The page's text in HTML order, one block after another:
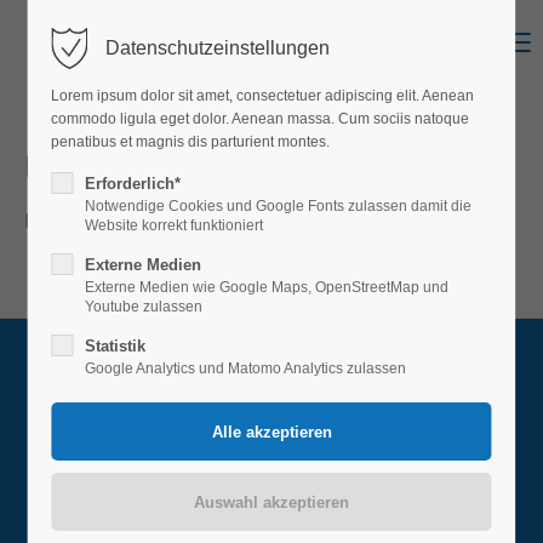
Login
Benutzername
Passwort
Anmelden
Register|Lost your password?
Support
Under construction
Die Seite befindet sich im Aufbau
Öffnungszeiten
8:00 Uhr - 12:00 Uhr
Datenschutzeinstellungen
Lorem ipsum dolor sit amet, consectetuer adipiscing elit. Aenean
commodo ligula eget dolor. Aenean massa. Cum sociis natoque
penatibus et magnis dis parturient montes.
Erforderlich*
Notwendige Cookies und Google Fonts zulassen damit die
Website korrekt funktioniert
Externe Medien
Externe Medien wie Google Maps, OpenStreetMap und
Youtube zulassen
Statistik
Google Analytics und Matomo Analytics zulassen